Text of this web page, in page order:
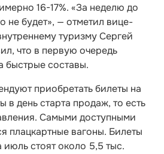
16-17%. «За неделю до
не будет», — отметил вице-
туризму Сергей
что в первую очередь
быстрые составы.
приобретать билеты на
в день старта продаж, то есть
Самыми доступными
плацкартные вагоны. Билеты
стоят около 5,5 тыс.